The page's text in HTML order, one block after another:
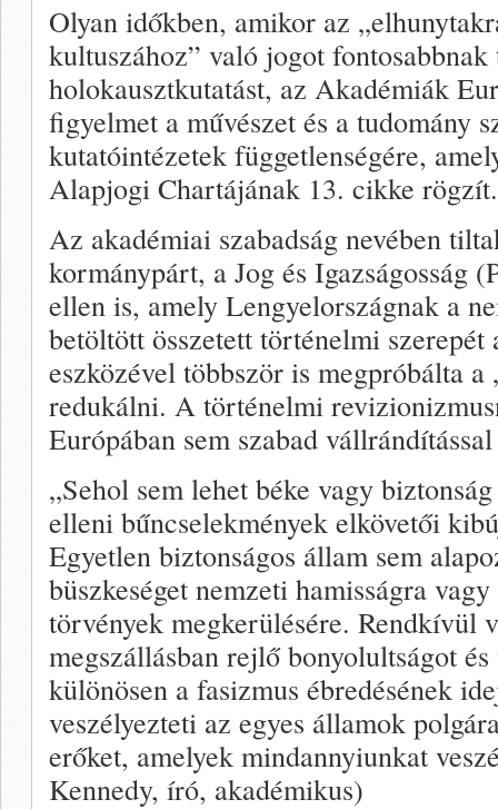
Olyan időkben, amikor az
kultuszához” való jogot
holokausztkutatást, az Akadémiák
figyelmet a művészet és a tudomány
kutatóintézetek függetlenségére,
Alapjogi Chartájának 13. cikke rögzít.
Az akadémiai szabadság nevében
kormánypárt, a Jog és Igazságosság
ellen is, amely Lengyelországnak a
betöltött összetett történelmi szerepét
eszközével többször is megpróbálta
redukálni. A történelmi
Európában sem szabad
„Sehol sem lehet béke vagy
elleni bűncselekmények elkövetői
Egyetlen biztonságos állam sem
büszkeséget nemzeti hamisságra
törvények megkerülésére. Rendkívül
megszállásban rejlő bonyolultságot
különösen a fasizmus ébredésének
veszélyezteti az egyes államok
erőket, amelyek mindannyiunkat
Kennedy, író, akadémikus)